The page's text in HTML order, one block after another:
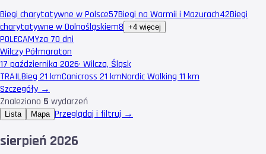
Biegi charytatywne w Polsce57Biegi na Warmii i Mazurach42Biegi
charytatywne w Dolnośląskiem8 +4 więcej
POLECAMYza 70 dni
Wilczy Półmaraton
17 października 2026· Wilcza, Śląsk
TRAILBieg 21 kmCanicross 21 kmNordic Walking 11 km
Szczegóły →
Znaleziono 5 wydarzeń
Lista Mapa Przeglądaj i filtruj →
sierpień 2026